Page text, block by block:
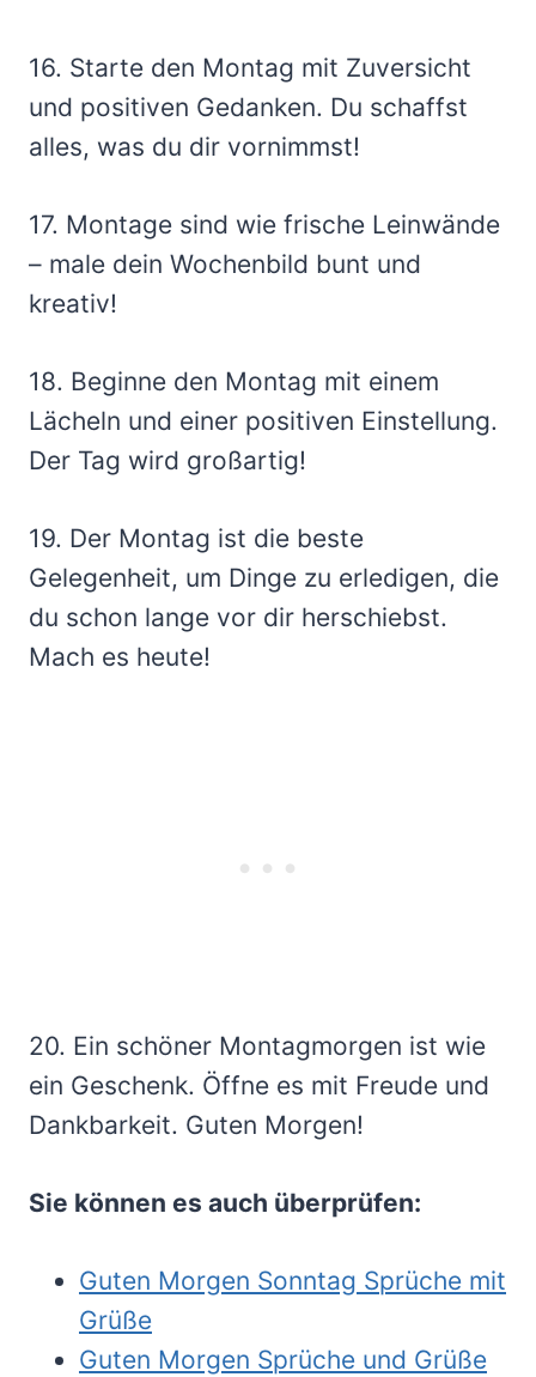
16. Starte den Montag mit Zuversicht
und positiven Gedanken. Du schaffst
alles, was du dir vornimmst!
17. Montage sind wie frische Leinwände
– male dein Wochenbild bunt und
kreativ!
18. Beginne den Montag mit einem
Lächeln und einer positiven Einstellung.
Der Tag wird großartig!
19. Der Montag ist die beste
Gelegenheit, um Dinge zu erledigen, die
du schon lange vor dir herschiebst.
Mach es heute!
20. Ein schöner Montagmorgen ist wie
ein Geschenk. Öffne es mit Freude und
Dankbarkeit. Guten Morgen!
Sie können es auch überprüfen:
Guten Morgen Sonntag Sprüche mit
Grüße
Guten Morgen Sprüche und Grüße